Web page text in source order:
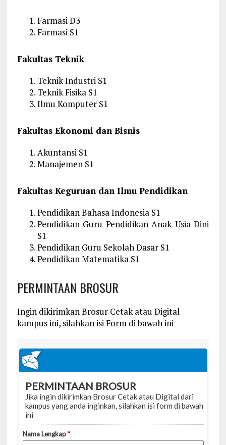
Farmasi D3
Farmasi S1
Fakultas Teknik
Teknik Industri S1
Teknik Fisika S1
Ilmu Komputer S1
Fakultas Ekonomi dan Bisnis
Akuntansi S1
Manajemen S1
Fakultas Keguruan dan Ilmu Pendidikan
Pendidikan Bahasa Indonesia S1
Pendidikan Guru Pendidikan Anak Usia Dini
S1
Pendidikan Guru Sekolah Dasar S1
Pendidikan Matematika S1
PERMINTAAN BROSUR
Ingin dikirimkan Brosur Cetak atau Digital
kampus ini, silahkan isi Form di bawah ini